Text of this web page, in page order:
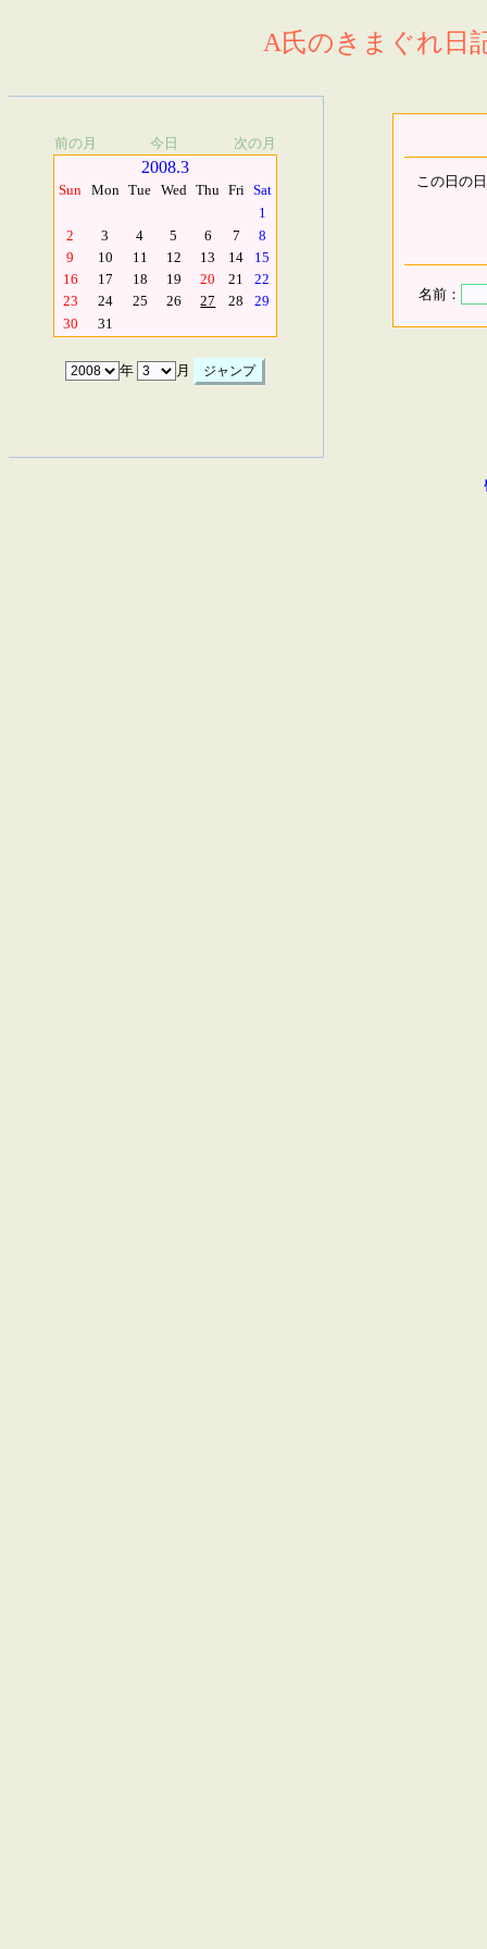
A氏のきまぐれ日
前の月 今日 次の月
2008.3
Sun Mon Tue Wed Thu Fri Sat
1
2
3 4 5 6 7
8
9
10 11 12 13 14
15
16
17 18 19 20 21
22
23
24 25 26 27 28
29
30
31
年 月
この日の
名前：